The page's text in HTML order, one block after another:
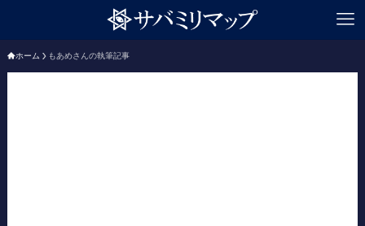
ホーム もあめさんの執筆記事